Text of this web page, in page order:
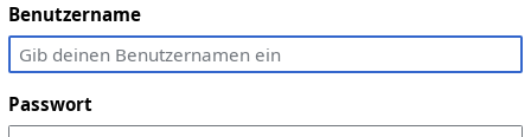
Benutzername
Passwort